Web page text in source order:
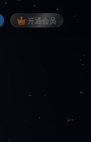
开通会员